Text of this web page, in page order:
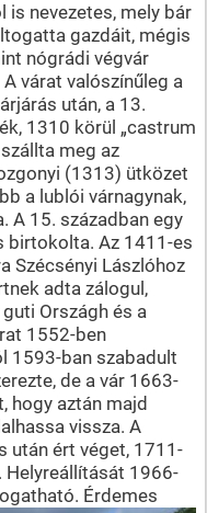
nevezetes, mely bár
gazdáit, mégis
nógrádi végvár
várat valószínűleg a
után, a 13.
1310 körül „castrum
meg az
(1313) ütközet
a lublói várnagynak,
A 15. században egy
birtokolta. Az 1411-es
Szécsényi Lászlóhoz
adta zálogul,
Országh és a
1552-ben
1593-ban szabadult
de a vár 1663-
hogy aztán majd
vissza. A
után ért véget, 1711-
Helyreállítását 1966-
Érdemes